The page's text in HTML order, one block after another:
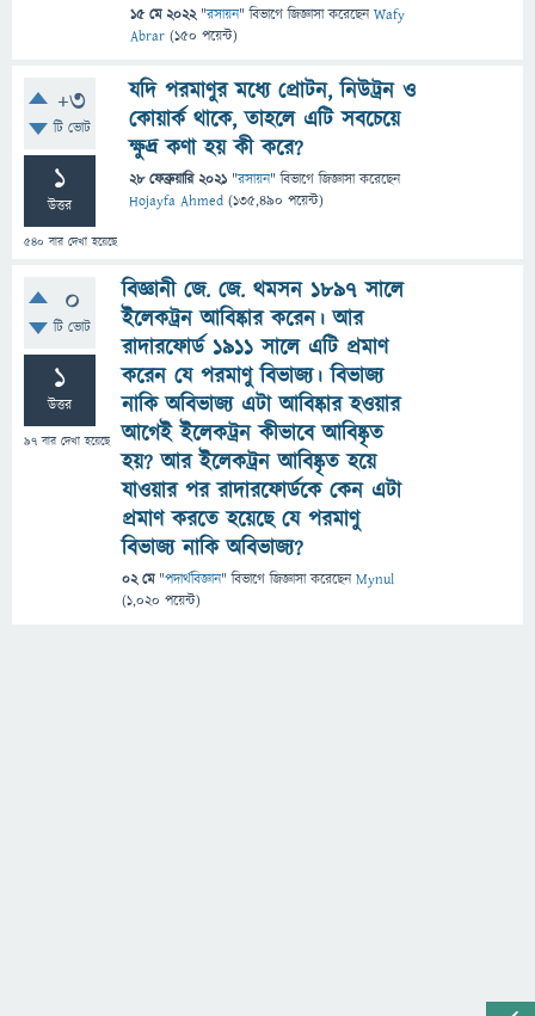
15 মে 2022 "রসায়ন" বিভাগে জিজ্ঞাসাকরেছেনWafy
Abrar (150 পয়েন্ট)
+3
টি ভোট
1
উত্তর
540 বার দেখা হয়েছে
যদি পরমাণুর মধ্যে প্রোটন, নিউট্রন ও
কোয়ার্ক থাকে, তাহলে এটি সবচেয়ে
ক্ষুদ্র কণা হয় কী করে?
28 ফেব্রুয়ারি 2021 "রসায়ন" বিভাগে জিজ্ঞাসাকরেছেন
Hojayfa Ahmed (135,490 পয়েন্ট)
0
টি ভোট
1
উত্তর
97 বার দেখা হয়েছে
বিজ্ঞানী জে. জে. থমসন ১৮৯৭ সালে
ইলেকট্রন আবিষ্কার করেন। আর
রাদারফোর্ড ১৯১১ সালে এটি প্রমাণ
করেন যে পরমাণু বিভাজ্য। বিভাজ্য
নাকি অবিভাজ্য এটা আবিষ্কার হওয়ার
আগেই ইলেকট্রন কীভাবে আবিষ্কৃত
হয়? আর ইলেকট্রন আবিষ্কৃত হয়ে
যাওয়ার পর রাদারফোর্ডকে কেন এটা
প্রমাণ করতে হয়েছে যে পরমাণু
বিভাজ্য নাকি অবিভাজ্য?
02 মে "পদার্থবিজ্ঞান" বিভাগে জিজ্ঞাসাকরেছেনMynul
(1,020 পয়েন্ট)